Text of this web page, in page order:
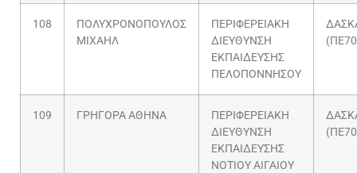
108
ΠΟΛΥΧΡΟΝΟΠΟΥΛΟΣ
ΜΙΧΑΗΛ
ΠΕΡΙΦΕΡΕΙΑΚΗ
ΔΙΕΥΘΥΝΣΗ
ΕΚΠΑΙΔΕΥΣΗΣ
ΠΕΛΟΠΟΝΝΗΣΟΥ
109 ΓΡΗΓΟΡΑ ΑΘΗΝΑ
ΠΕΡΙΦΕΡΕΙΑΚΗ
ΔΙΕΥΘΥΝΣΗ
ΕΚΠΑΙΔΕΥΣΗΣ
ΝΟΤΙΟΥ ΑΙΓΑΙΟΥ